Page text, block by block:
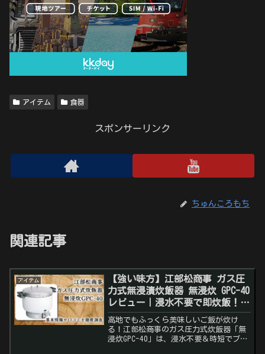
アイテム 食器
スポンサーリンク
ちゅんころもち
関連記事
アイテム
【強い味方】江部松商事 ガス圧
力式無浸漬炊飯器 無浸炊 GPC-40
レビュー｜浸水不要で即炊飯！山
小屋でもふっくら炊けるプロ仕様
高地でもふっくら美味しいご飯が炊け
る！江部松商事のガス圧力式炊飯器「無
浸炊GPC-40」は、浸水不要＆時短でプロ